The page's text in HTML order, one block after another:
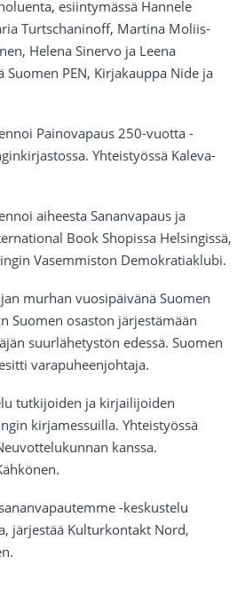
esiintymässä Hannele
Turtschaninoff, Martina Moliis-
Helena Sinervo ja Leena
Suomen PEN, Kirjakauppa Nide ja
Painovapaus 250-vuotta -
Yhteistyössä Kaleva-
aiheesta Sananvapaus ja
Book Shopissa Helsingissä,
Vasemmiston Demokratiaklubi.
murhan vuosipäivänä Suomen
Suomen osaston järjestämään
suurlähetystön edessä. Suomen
varapuheenjohtaja.
tutkijoiden ja kirjailijoiden
kirjamessuilla. Yhteistyössä
kanssa.
-keskustelu
järjestää Kulturkontakt Nord,